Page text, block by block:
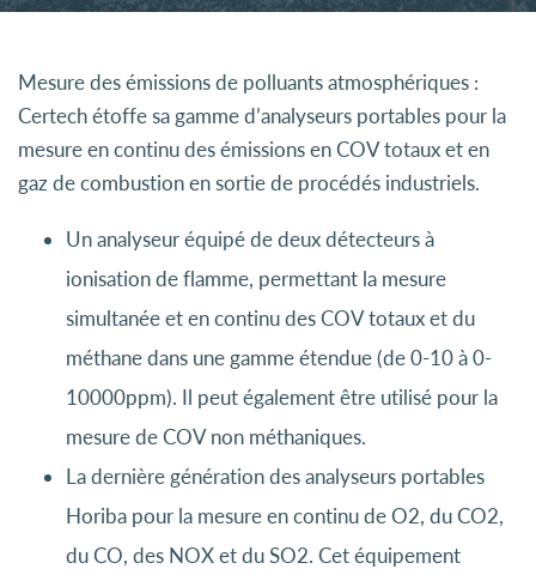
Mesure des émissions de polluants atmosphériques :
Certech étoffe sa gamme d’analyseurs portables pour la
mesure en continu des émissions en COV totaux et en
gaz de combustion en sortie de procédés industriels.
Un analyseur équipé de deux détecteurs à
ionisation de flamme, permettant la mesure
simultanée et en continu des COV totaux et du
méthane dans une gamme étendue (de 0-10 à 0-
10000ppm). Il peut également être utilisé pour la
mesure de COV non méthaniques.
La dernière génération des analyseurs portables
Horiba pour la mesure en continu de O2, du CO2,
du CO, des NOX et du SO2. Cet équipement